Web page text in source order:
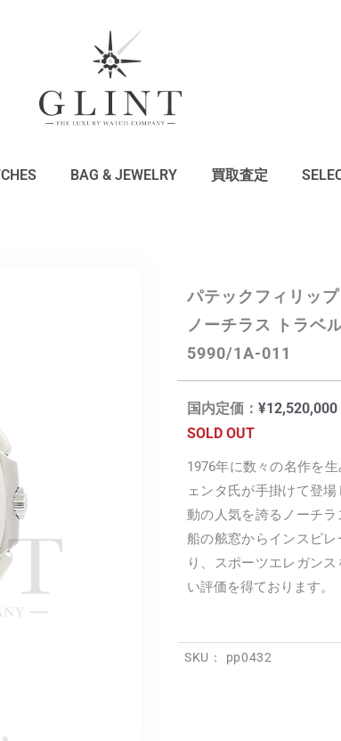
BAG & JEWELRY 買取査定
パテックフィリップ
ノーチラス トラベ
5990/1A-011
国内定価： ¥12,520,000
SOLD OUT
1976年に数々の名作を
ェンタ氏が手掛けて登
動の人気を誇るノーチラ
船の舷窓からインスピ
り、スポーツエレガン
い評価を得ております。
SKU： pp0432